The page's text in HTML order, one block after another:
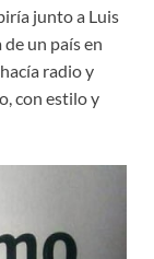
junto a Luis
un país en
radio y
con estilo y